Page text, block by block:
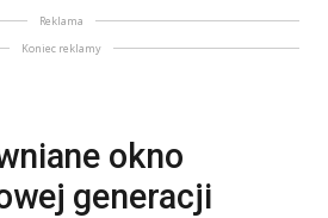
Reklama
Koniec reklamy
okno
generacji